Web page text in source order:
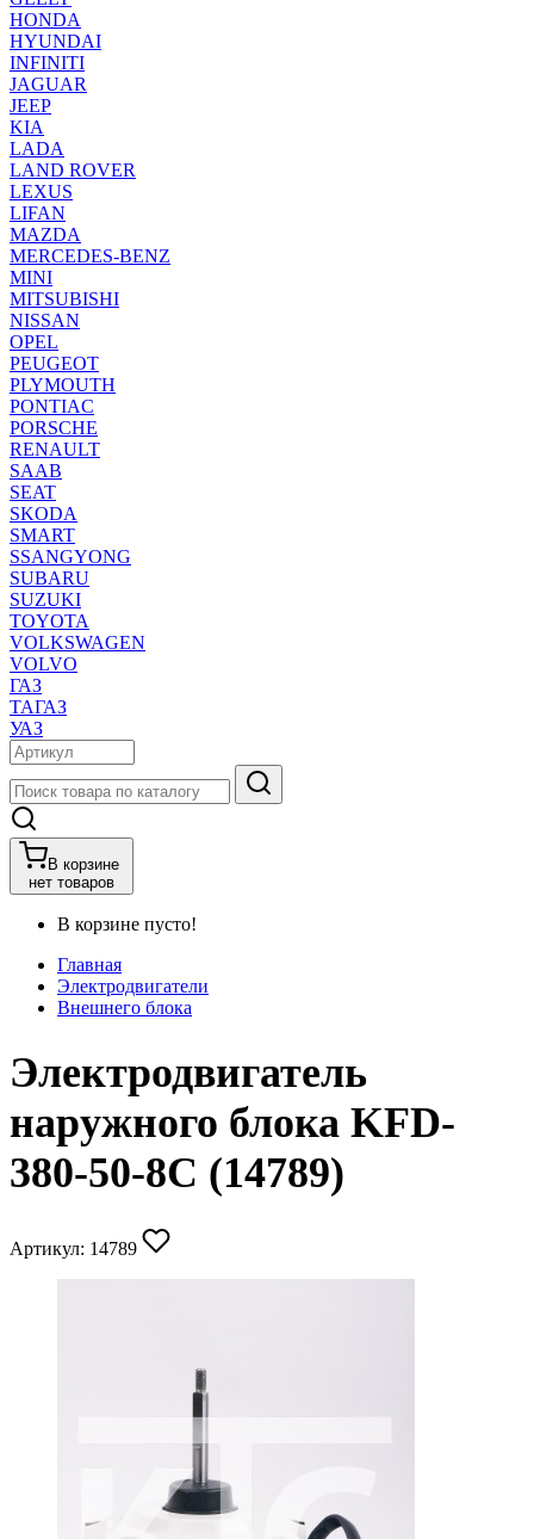
HONDA
HYUNDAI
INFINITI
JAGUAR
JEEP
KIA
LADA
LAND ROVER
LEXUS
LIFAN
MAZDA
MERCEDES-BENZ
MINI
MITSUBISHI
NISSAN
OPEL
PEUGEOT
PLYMOUTH
PONTIAC
PORSCHE
RENAULT
SAAB
SEAT
SKODA
SMART
SSANGYONG
SUBARU
SUZUKI
TOYOTA
VOLKSWAGEN
VOLVO
ГАЗ
ТАГАЗ
УАЗ
В корзине
нет товаров
В корзине пусто!
Главная
Электродвигатели
Внешнего блока
Электродвигатель
наружного блока KFD-
380-50-8C (14789)
Артикул: 14789